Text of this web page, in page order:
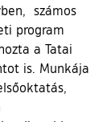
számos
program
a Tatai
is. Munkája